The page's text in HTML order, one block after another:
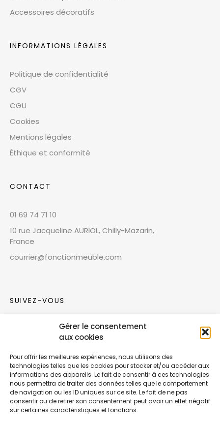
Gérer le consentement
aux cookies
Pour offrir les meilleures expériences, nous utilisons des
technologies telles que les cookies pour stocker et/ou accéder aux
informations des appareils. Le fait de consentir à ces technologies
nous permettra de traiter des données telles que le comportement
de navigation ou les ID uniques sur ce site. Le fait de ne pas
consentir ou de retirer son consentement peut avoir un effet négatif
sur certaines caractéristiques et fonctions.
Accessoires décoratifs
INFORMATIONS LÉGALES
Politique de confidentialité
CGV
CGU
Cookies
Mentions légales
Éthique et conformité
CONTACT
01 69 74 71 10
10 rue Jacqueline AURIOL, Chilly-Mazarin,
France
courrier@fonctionmeuble.com
SUIVEZ-VOUS
Rejoignez notre communauté sur les réseaux
Nouvelles collections, vie de l’équipe ou
inspirations : soyez informés de nos dernières
actualités.